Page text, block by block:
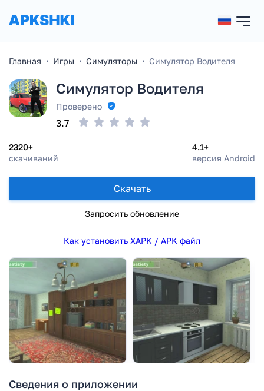
Главная Игры Симуляторы Симулятор Водителя
Симулятор Водителя
Проверено
2320+
скачиваний
4.1+
версия Android
3.7
Скачать
Запросить обновление
Как установить XAPK / APK файл
Сведения о приложении